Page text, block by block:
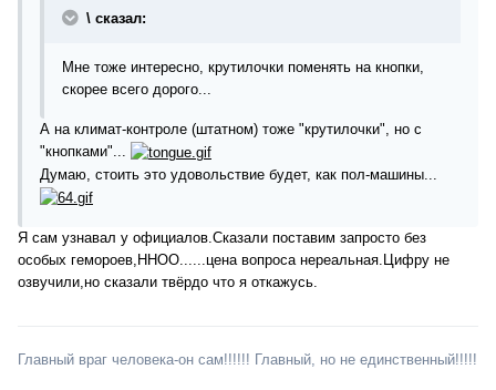
\ сказал:
Мне тоже интересно, крутилочки поменять на кнопки,
скорее всего дорого...
А на климат-контроле (штатном) тоже "крутилочки", но с
"кнопками"...
Думаю, стоить это удовольствие будет, как пол-машины...
Я сам узнавал у официалов.Сказали поставим запросто без
особых гемороев,ННОО......цена вопроса нереальная.Цифру не
озвучили,но сказали твёрдо что я откажусь.
Главный враг человека-он сам!!!!!! Главный, но не единственный!!!!!